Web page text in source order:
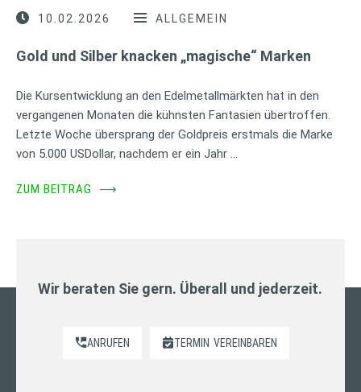
10.02.2026 ALLGEMEIN
Gold und Silber knacken „magische“ Marken
Die Kursentwicklung an den Edelmetallmärkten hat in den
vergangenen Monaten die kühnsten Fantasien übertroffen.
Letzte Woche übersprang der Goldpreis erstmals die Marke
von 5.000 USDollar, nachdem er ein Jahr …
ZUM BEITRAG ⟶
Wir beraten Sie gern. Überall und jederzeit.
ANRUFEN TERMIN VEREINBAREN